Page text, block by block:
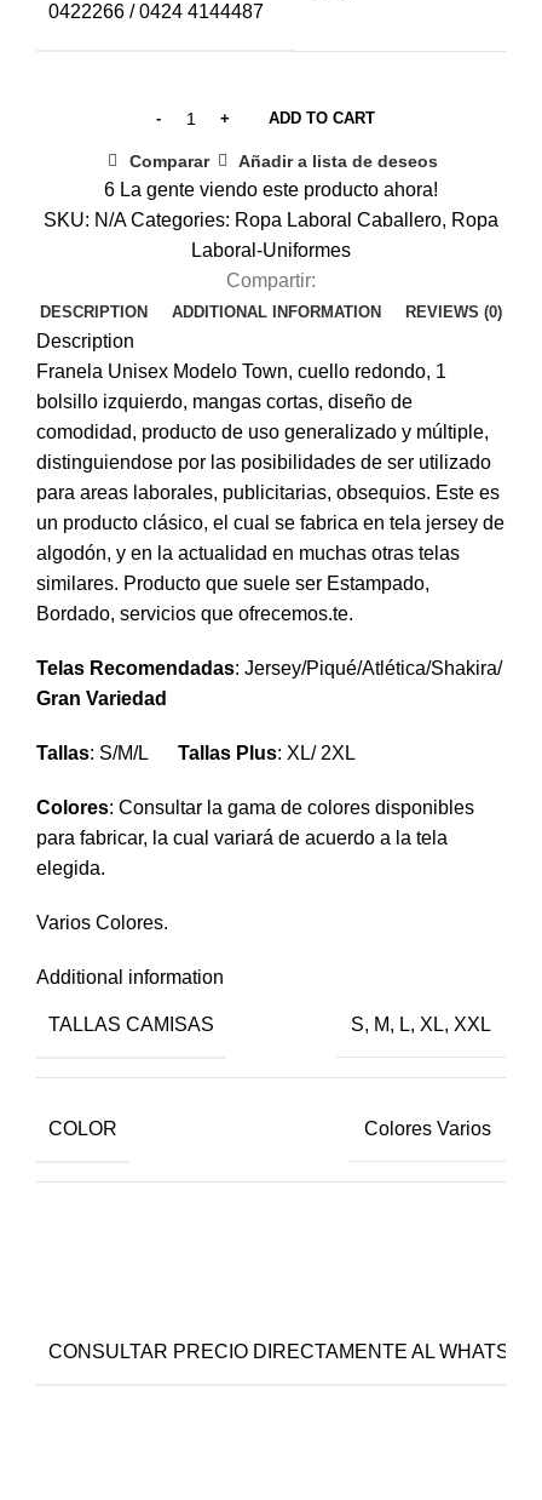
0422266 / 0424 4144487
ADD TO CART
Comparar Añadir a lista de deseos
6 La gente viendo este producto ahora!
SKU: N/ACategories: Ropa Laboral Caballero, Ropa
Laboral-Uniformes
Compartir:
DESCRIPTION ADDITIONAL INFORMATION REVIEWS (0)
Description
Franela Unisex Modelo Town, cuello redondo, 1
bolsillo izquierdo, mangas cortas, diseño de
comodidad, producto de uso generalizado y múltiple,
distinguiendose por las posibilidades de ser utilizado
para areas laborales, publicitarias, obsequios. Este es
un producto clásico, el cual se fabrica en tela jersey de
algodón, y en la actualidad en muchas otras telas
similares. Producto que suele ser Estampado,
Bordado, servicios que ofrecemos.te.
Telas Recomendadas: Jersey/Piqué/Atlética/Shakira/
Gran Variedad
Tallas: S/M/L Tallas Plus: XL/ 2XL
Colores: Consultar la gama de colores disponibles
para fabricar, la cual variará de acuerdo a la tela
elegida.
Varios Colores.
Additional information
TALLAS CAMISAS S, M, L, XL, XXL
COLOR Colores Varios
CONSULTAR PRECIO DIRECTAMENTE AL